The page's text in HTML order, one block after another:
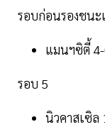
รอบก่อนรองชนะ
แมนฯซิตี้
รอบ 5
นิวคาสเซิ